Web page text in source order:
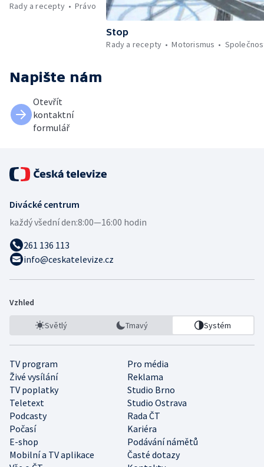
Rady a recepty
Právo
Stop
Rady a recepty
Motorismus
Napište nám
Otevřít
kontaktní
formulář
Divácké centrum
každý všední den:8:00—16:00 hodin
261 136 113
info@ceskatelevize.cz
Vzhled
Světlý Tmavý Systém
TV program
Pro média
Živé vysílání
Reklama
TV poplatky
Studio Brno
Teletext
Studio Ostrava
Podcasty
Rada ČT
Počasí
Kariéra
E-shop
Podávání námětů
Mobilní a TV aplikace
Časté dotazy